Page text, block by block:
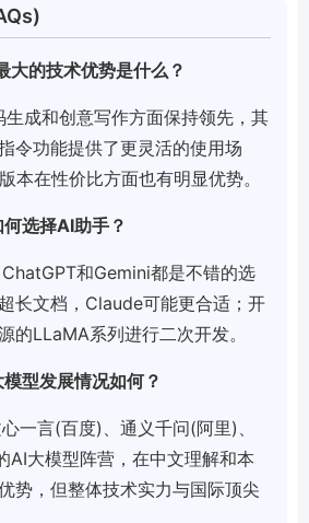
大的技术优势是什么？
成和创意写作方面保持领先，其
令功能提供了更灵活的使用场
本在性价比方面也有明显优势。
选择AI助手？
和Gemini都是不错的选
长文档，Claude可能更合适；开
的LLaMA系列进行二次开发。
型发展情况如何？
一言(百度)、通义千问(阿里)、
AI大模型阵营，在中文理解和本
势，但整体技术实力与国际顶尖